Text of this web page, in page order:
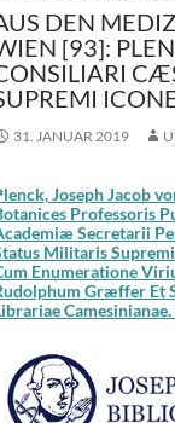
DEN
[93]:
31. JANUAR 2019
Joseph Jacob
Professoris
Secretarii
Militaris
Enumeratione
Græffer Et